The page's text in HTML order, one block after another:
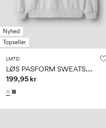
Nyhed
Topseller
LMTD
L
ØS PASFORM SWEATSHIRT
199,95 kr